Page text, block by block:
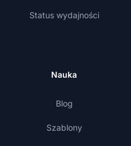
Status wydajności
Nauka
Blog
Szablony